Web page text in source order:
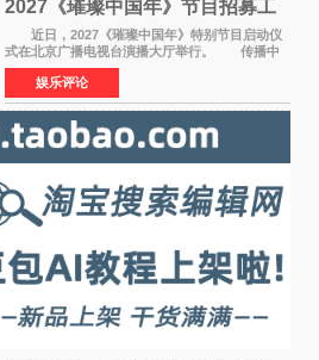
2027《璀璨中国年》节目招募工
作圆满启动
近日，2027《璀璨中国年》特别节目启动仪
式在北京广播电视台演播大厅举行。 传播中
华优秀传统文化，弘扬纯正国风艺术，打造高规
格、高质感、正能量的文艺盛典，是璀璨中国年
矢志不渝的初心
娱乐评论